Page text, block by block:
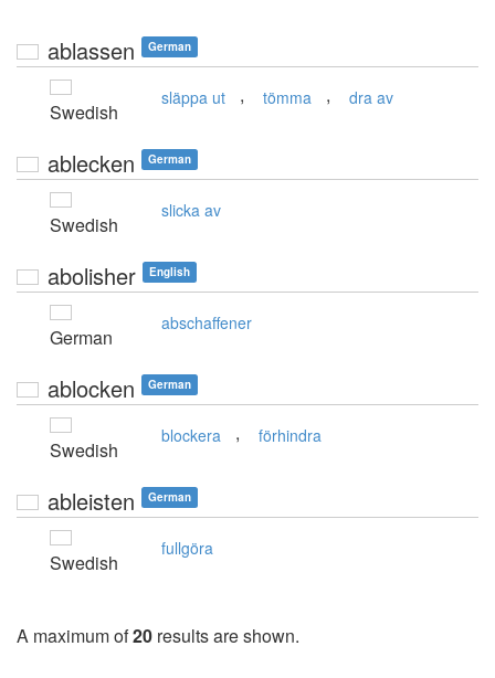
ablassen German
Swedish
släppa ut , tömma , dra av
ablecken German
Swedish
slicka av
abolisher English
German
abschaffener
ablocken German
Swedish
blockera , förhindra
ableisten German
Swedish
fullgöra
A maximum of20 results are shown.